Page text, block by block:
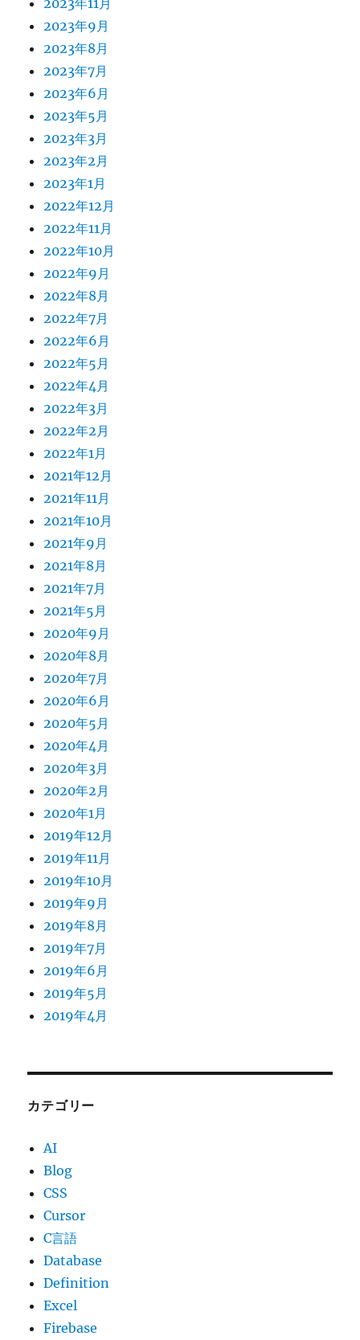
2023年11月
2023年9月
2023年8月
2023年7月
2023年6月
2023年5月
2023年3月
2023年2月
2023年1月
2022年12月
2022年11月
2022年10月
2022年9月
2022年8月
2022年7月
2022年6月
2022年5月
2022年4月
2022年3月
2022年2月
2022年1月
2021年12月
2021年11月
2021年10月
2021年9月
2021年8月
2021年7月
2021年5月
2020年9月
2020年8月
2020年7月
2020年6月
2020年5月
2020年4月
2020年3月
2020年2月
2020年1月
2019年12月
2019年11月
2019年10月
2019年9月
2019年8月
2019年7月
2019年6月
2019年5月
2019年4月
カテゴリー
AI
Blog
CSS
Cursor
C言語
Database
Definition
Excel
Firebase